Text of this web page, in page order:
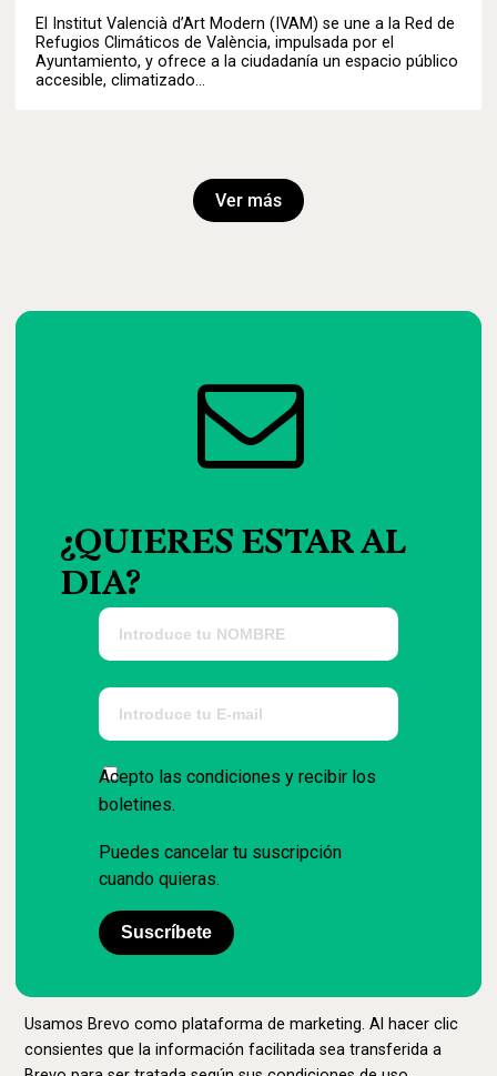
El Institut Valencià d’Art Modern (IVAM) se une a la Red de
Refugios Climáticos de València, impulsada por el
Ayuntamiento, y ofrece a la ciudadanía un espacio público
accesible, climatizado…
Ver más
¿QUIERES ESTARAL
DIA?
Acepto las condiciones y recibir los
boletines.
Puedes cancelar tu suscripción
cuando quieras.
Suscríbete
Usamos Brevo como plataforma de marketing. Al hacer clic
consientes que la información facilitada sea transferida a